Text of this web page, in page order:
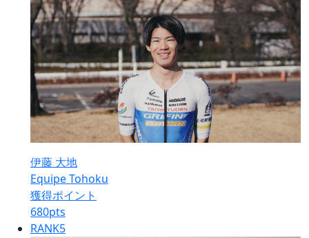
伊藤 大地
Equipe Tohoku
獲得ポイント
680pts
RANK5